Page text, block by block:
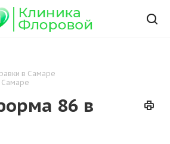
в Самаре
Самаре
86 в